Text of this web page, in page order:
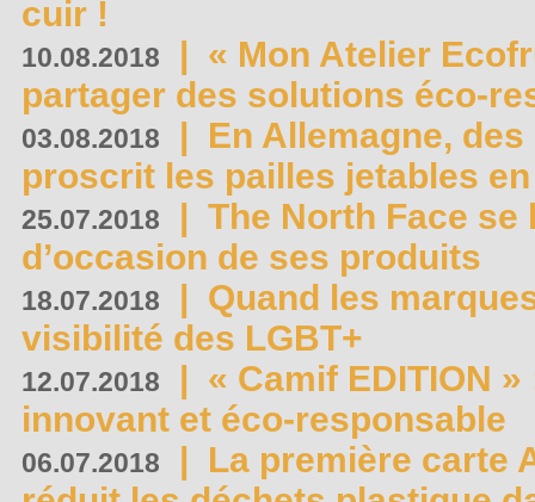
cuir !
10.08.2018 | « Mon Atelier
partager des solutions éco-
03.08.2018 | En Allemagne,
proscrit les pailles jetables
25.07.2018 | The North Face se
d’occasion de ses produits
18.07.2018 | Quand les
visibilité des LGBT+
12.07.2018 | « Camif EDITION
innovant et éco-responsable
06.07.2018 | La première carte